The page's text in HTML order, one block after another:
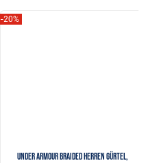
Under Armour Braided Herren Gürtel,
-20%